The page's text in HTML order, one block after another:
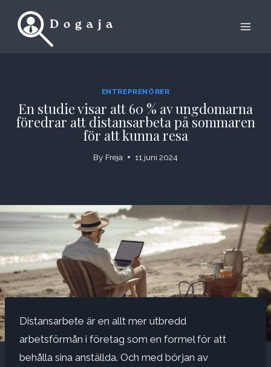
ENTREPRENÖRER
En studie visar att 60 % av ungdomarna
föredrar att distansarbeta på sommaren
för att kunna resa
By Freja 11 juni 2024
Distansarbete är en allt mer utbredd
arbetsförmån i företag som en formel för att
behålla sina anställda. Och med början av